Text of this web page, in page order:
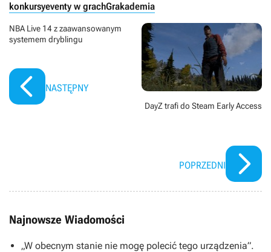
konkursyeventy w grachGrakademia
NBA Live 14 z zaawansowanym
systemem dryblingu
NASTĘPNY
DayZ trafi do Steam Early Access
POPRZEDNI
Najnowsze Wiadomości
„W obecnym stanie nie mogę polecić tego urządzenia”.